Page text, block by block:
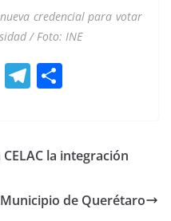
credencial para votar
/ Foto: INE
C
n
T
gr
m
e
la integración
Municipio de Querétaro